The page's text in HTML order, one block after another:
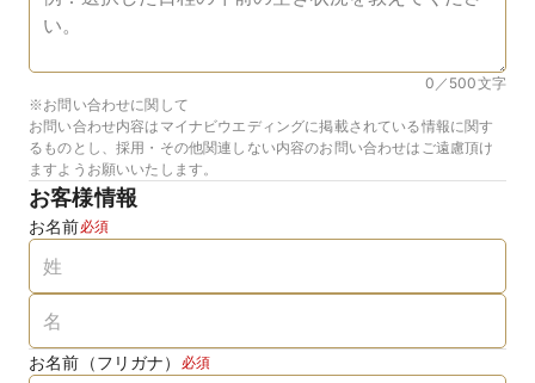
0／500文字
※お問い合わせに関して
お問い合わせ内容はマイナビウエディングに掲載されている情報に関す
るものとし、採用・その他関連しない内容のお問い合わせはご遠慮頂け
ますようお願いいたします。
お客様情報
お名前必須
お名前（フリガナ） 必須